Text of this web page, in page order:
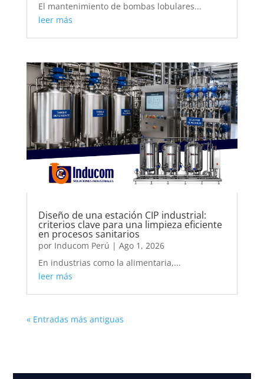
El mantenimiento de bombas lobulares...
leer más
Diseño de una estación CIP industrial:
criterios clave para una limpieza eficiente
en procesos sanitarios
por Inducom Perú | Ago 1, 2026
En industrias como la alimentaria,...
leer más
« Entradas más antiguas